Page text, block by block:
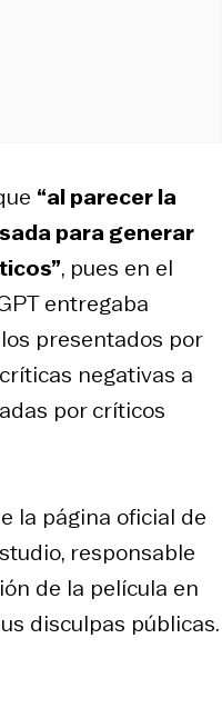
“al parecer la
para generar
, pues en el
entregaba
presentados por
negativas a
por críticos
la página oficial de
responsable
de la película en
disculpas públicas.